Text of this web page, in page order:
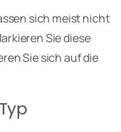
sich meist nicht
Sie diese
Sie sich auf die